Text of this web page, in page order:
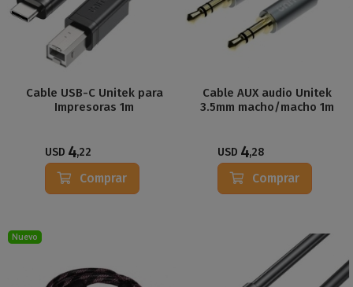
Cable USB-C Unitek para
Impresoras 1m
USD 4,22
Comprar
Cable AUX audio Unitek
3.5mm macho/macho 1m
USD 4,28
Comprar
Nuevo